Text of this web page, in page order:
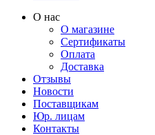
О нас
О магазине
Сертификаты
Оплата
Доставка
Отзывы
Новости
Поставщикам
Юр. лицам
Контакты